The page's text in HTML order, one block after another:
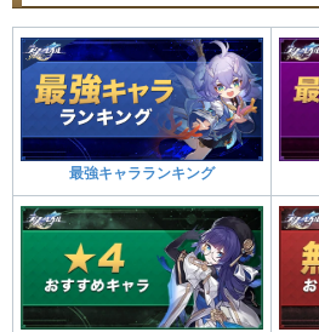
最強キャラランキング